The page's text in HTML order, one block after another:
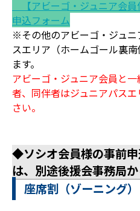
【アビーゴ・ジュニア会
申込フォーム
※その他のアビーゴ・ジュ
スエリア（ホームゴール裏
ます。
アビーゴ・ジュニア会員と
者、同伴者はジュニアパス
さい。
◆ソシオ会員様の事前
は、別途後援会事務局か
座席割（ゾーニング）